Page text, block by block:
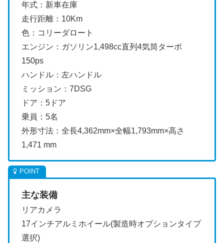
年式：新車在庫
走行距離：10Km
色：コリーダロート
エンジン：ガソリン1,498cc直列4気筒ターボ
150ps
ハンドル：左ハンドル
ミッション：7DSG
ドア：5ドア
乗員：5名
外形寸法：全長4,362mm×全幅1,793mm×高さ
1,471 mm
主な装備
リアカメラ
17インチアルミホイール(製造時オプションタイプ
選択)